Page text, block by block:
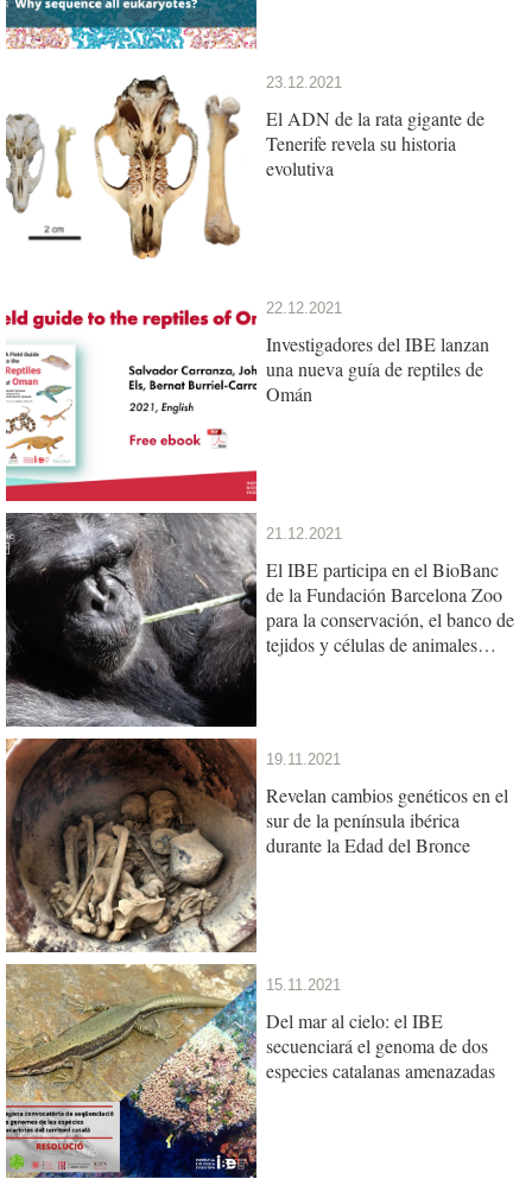
23.12.2021
El ADN de la rata gigante de
Tenerife revela su historia
evolutiva
22.12.2021
Investigadores del IBE lanzan
una nueva guía de reptiles de
Omán
21.12.2021
El IBE participa en el BioBanc
de la Fundación Barcelona Zoo
para la conservación, el banco de
tejidos y células de animales
19.11.2021
Revelan cambios genéticos en el
sur de la península ibérica
durante la Edad del Bronce
15.11.2021
Del mar al cielo: el IBE
secuenciará el genoma de dos
especies catalanas amenazadas